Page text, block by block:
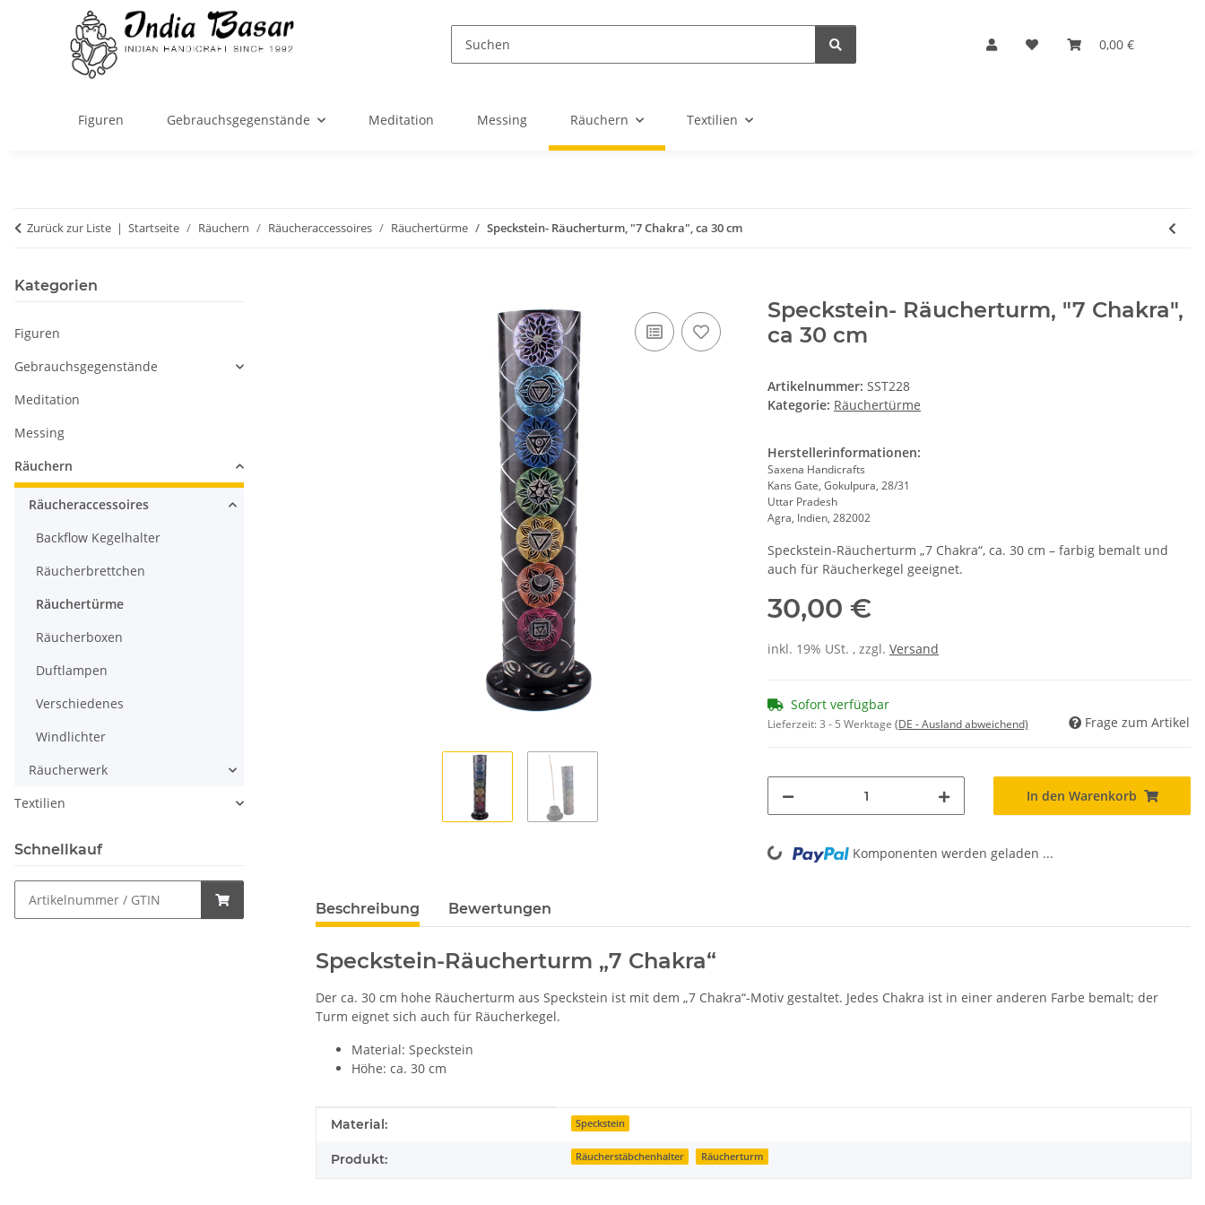
0,00 €
Figuren Gebrauchsgegenstände Meditation Messing Räuchern Textilien
Zurück zur Liste Startseite Räuchern Räucheraccessoires Räuchertürme Speckstein- Räucherturm, "7 Chakra", ca 30 cm
Speckstein- Räucherturm, "7 Chakra",
ca 30 cm
Artikelnummer: SST228
Kategorie: Räuchertürme
Herstellerinformationen:
Saxena Handicrafts
Kans Gate, Gokulpura, 28/31
Uttar Pradesh
Agra, Indien, 282002
Speckstein-Räucherturm „7 Chakra“, ca. 30 cm – farbig bemalt und
auch für Räucherkegel geeignet.
30,00 €
inkl. 19% USt. , zzgl. Versand
Sofort verfügbar
Lieferzeit:3 - 5 Werktage (DE - Ausland abweichend) Frage zum Artikel
In den Warenkorb
Loading... Komponenten werden geladen ...
Beschreibung Bewertungen
Speckstein-Räucherturm „7 Chakra“
Der ca. 30 cm hohe Räucherturm aus Speckstein ist mit dem „7 Chakra“-Motiv gestaltet. Jedes Chakra ist in einer anderen Farbe bemalt; der
Turm eignet sich auch für Räucherkegel.
Material: Speckstein
Höhe: ca. 30 cm
Produkteigenschaft
Wert
Material: Speckstein
Produkt: Räucherstäbchenhalter Räucherturm
Kategorien
Figuren
Gebrauchsgegenstände
Meditation
Messing
Räuchern
Räucheraccessoires
Backflow Kegelhalter
Räucherbrettchen
Räuchertürme
Räucherboxen
Duftlampen
Verschiedenes
Windlichter
Räucherwerk
Textilien
Schnellkauf